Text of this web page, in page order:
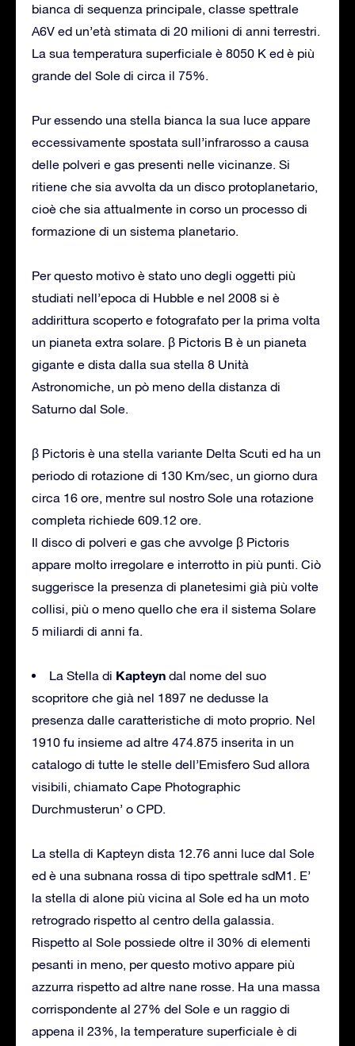
bianca di sequenza principale, classe spettrale
A6V ed un’età stimata di 20 milioni di anni terrestri.
La sua temperatura superficiale è 8050 K ed è più
grande del Sole di circa il 75%.
Pur essendo una stella bianca la sua luce appare
eccessivamente spostata sull’infrarosso a causa
delle polveri e gas presenti nelle vicinanze. Si
ritiene che sia avvolta da un disco protoplanetario,
cioè che sia attualmente in corso un processo di
formazione di un sistema planetario.
Per questo motivo è stato uno degli oggetti più
studiati nell’epoca di Hubble e nel 2008 si è
addirittura scoperto e fotografato per la prima volta
un pianeta extra solare. β Pictoris B è un pianeta
gigante e dista dalla sua stella 8 Unità
Astronomiche, un pò meno della distanza di
Saturno dal Sole.
β Pictoris è una stella variante Delta Scuti ed ha un
periodo di rotazione di 130 Km/sec, un giorno dura
circa 16 ore, mentre sul nostro Sole una rotazione
completa richiede 609.12 ore.
Il disco di polveri e gas che avvolge β Pictoris
appare molto irregolare e interrotto in più punti. Ciò
suggerisce la presenza di planetesimi già più volte
collisi, più o meno quello che era il sistema Solare
5 miliardi di anni fa.
La Stella di Kapteyn dal nome del suo
scopritore che già nel 1897 ne dedusse la
presenza dalle caratteristiche di moto proprio. Nel
1910 fu insieme ad altre 474.875 inserita in un
catalogo di tutte le stelle dell’Emisfero Sud allora
visibili, chiamato Cape Photographic
Durchmusterun’ o CPD.
La stella di Kapteyn dista 12.76 anni luce dal Sole
ed è una subnana rossa di tipo spettrale sdM1. E’
la stella di alone più vicina al Sole ed ha un moto
retrogrado rispetto al centro della galassia.
Rispetto al Sole possiede oltre il 30% di elementi
pesanti in meno, per questo motivo appare più
azzurra rispetto ad altre nane rosse. Ha una massa
corrispondente al 27% del Sole e un raggio di
appena il 23%, la temperature superficiale è di